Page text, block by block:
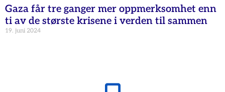
Gaza får tre ganger mer oppmerksomhet enn
ti av de største krisene i verden til sammen
19. juni 2024